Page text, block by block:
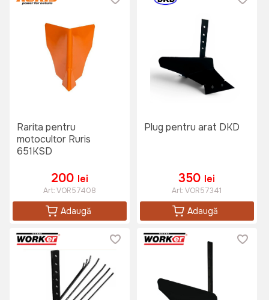
Rarita pentru
motocultor Ruris
651KSD
200 lei
Art:VOR57408
Adaugă
Plug pentru arat DKD
350 lei
Art:VOR57341
Adaugă